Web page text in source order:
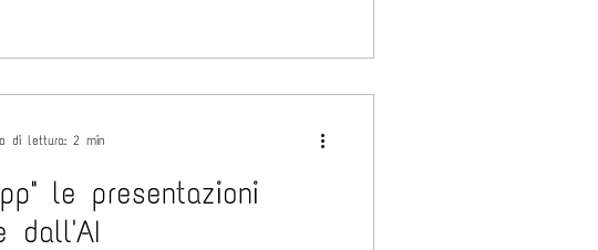
le presentazioni
dall'AI
di lettura: 2 min